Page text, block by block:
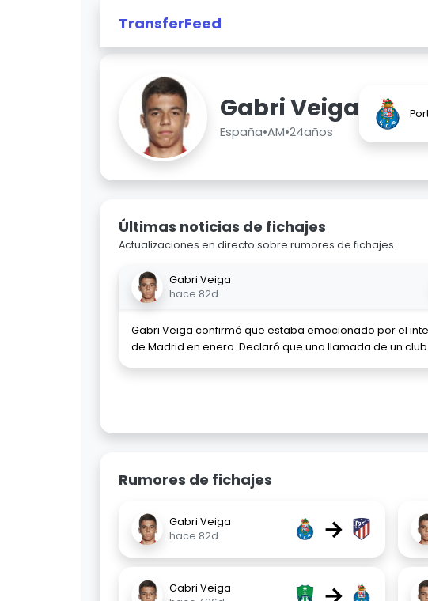
TransferFeed
Gabri Veiga
España•AM•24años
Últimas noticias de fichajes
Actualizaciones en directo sobre rumores de fichajes.
Gabri Veiga
hace 82d
Gabri Veiga confirmó que estaba emocionado por el
de Madrid en enero. Declaró que una llamada de un
Rumores de fichajes
Gabri Veiga
hace 82d
→
Gabri Veiga